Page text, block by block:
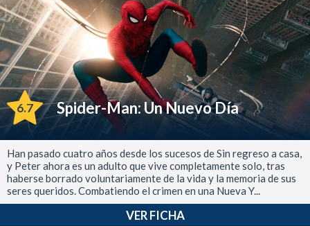
6.7 Spider-Man: Un Nuevo Día
Han pasado cuatro años desde los sucesos de Sin regreso a casa,
y Peter ahora es un adulto que vive completamente solo, tras
haberse borrado voluntariamente de la vida y la memoria de sus
seres queridos. Combatiendo el crimen en una Nueva Y...
VER FICHA